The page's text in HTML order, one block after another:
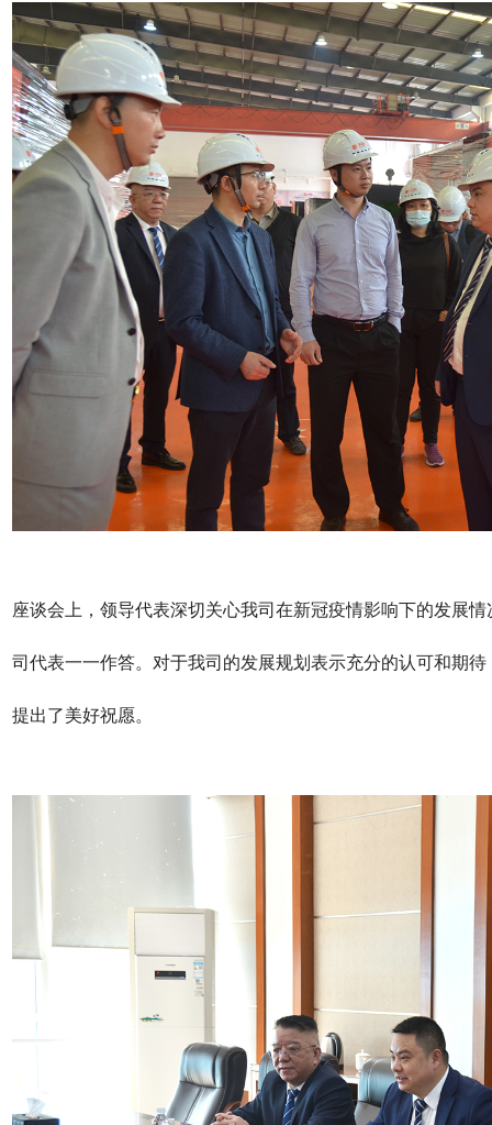
座谈会上，领导代表深切关心我司在新冠疫情影响下的发展
司代表一一作答。对于我司的发展规划表示充分的认可和期
提出了美好祝愿。